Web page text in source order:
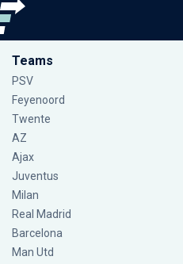
Teams
PSV
Feyenoord
Twente
AZ
Ajax
Juventus
Milan
Real Madrid
Barcelona
Man Utd